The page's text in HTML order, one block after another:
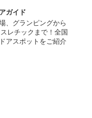
ガイド
、グランピングから
レチックまで！全国
アスポットをご紹介